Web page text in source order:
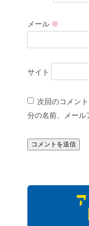
メール ※
サイト
次回のコメン
分の名前、メール